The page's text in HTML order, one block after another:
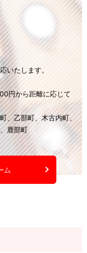
いたします。
円から距離に応じて
、乙部町、木古内町、
鹿部町
ム